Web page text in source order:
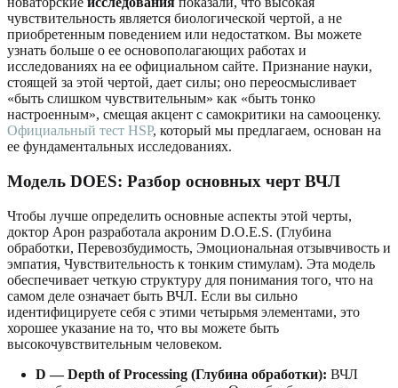
чувствительность является биологической чертой, а не
приобретенным поведением или недостатком. Вы можете
узнать больше о ее основополагающих работах и
исследованиях на ее официальном сайте. Признание науки,
стоящей за этой чертой, дает силы; оно переосмысливает
«быть слишком чувствительным» как «быть тонко
настроенным», смещая акцент с самокритики на самооценку.
Официальный тест HSP, который мы предлагаем, основан на
ее фундаментальных исследованиях.
Модель DOES: Разбор основных черт ВЧЛ
Чтобы лучше определить основные аспекты этой черты,
доктор Арон разработала акроним D.O.E.S. (Глубина
обработки, Перевозбудимость, Эмоциональная отзывчивость и
эмпатия, Чувствительность к тонким стимулам). Эта модель
обеспечивает четкую структуру для понимания того, что на
самом деле означает быть ВЧЛ. Если вы сильно
идентифицируете себя с этими четырьмя элементами, это
хорошее указание на то, что вы можете быть
высокочувствительным человеком.
D — Depth of Processing (Глубина обработки): ВЧЛ